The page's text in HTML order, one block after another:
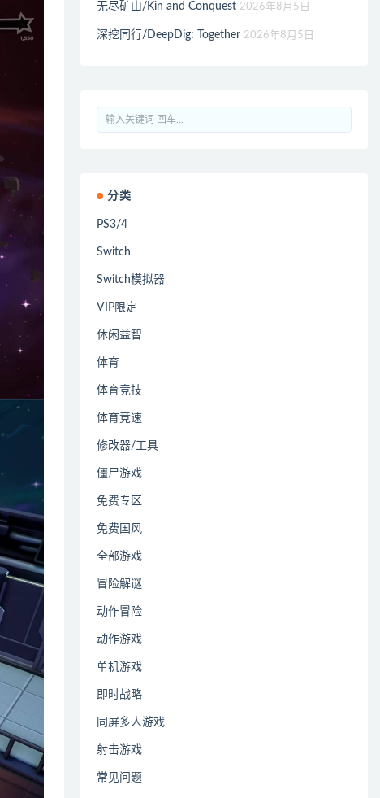
无尽矿山/Kin and Conquest 2026年8月5日
深挖同行/DeepDig: Together 2026年8月5日
分类
PS3/4
Switch
Switch模拟器
VIP限定
休闲益智
体育
体育竞技
体育竞速
修改器/工具
僵尸游戏
免费专区
免费国风
全部游戏
冒险解谜
动作冒险
动作游戏
单机游戏
即时战略
同屏多人游戏
射击游戏
常见问题